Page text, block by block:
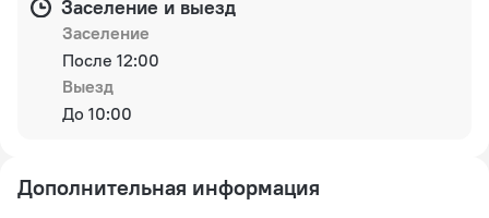
Заселение и выезд
Заселение
После 12:00
Выезд
До 10:00
Дополнительная информация